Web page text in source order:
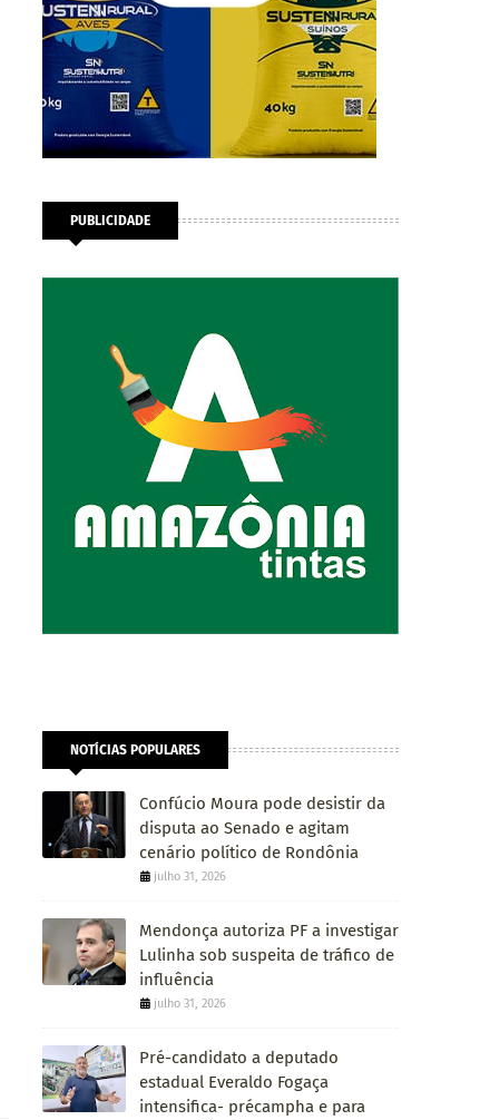
PUBLICIDADE
NOTÍCIAS POPULARES
Confúcio Moura pode desistir da
disputa ao Senado e agitam
cenário político de Rondônia
julho 31, 2026
Mendonça autoriza PF a investigar
Lulinha sob suspeita de tráfico de
influência
julho 31, 2026
Pré-candidato a deputado
estadual Everaldo Fogaça
intensifica- précampha e para